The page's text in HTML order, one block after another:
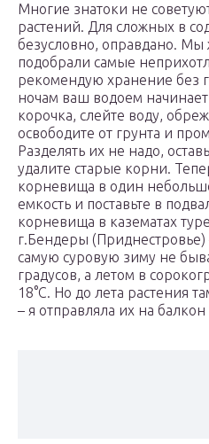
Многие знатоки не
растений. Для сложных в
безусловно, оправдано. Мы
подобрали самые
рекомендую хранение без
ночам ваш водоем
корочка, слейте воду,
освободите от грунта и
Разделять их не надо,
удалите старые корни.
корневища в один
емкость и поставьте в
корневища в казематах
г.Бендеры (Приднестровье)
самую суровую зиму не
градусов, а летом в
18°С. Но до лета растения
– я отправляла их на